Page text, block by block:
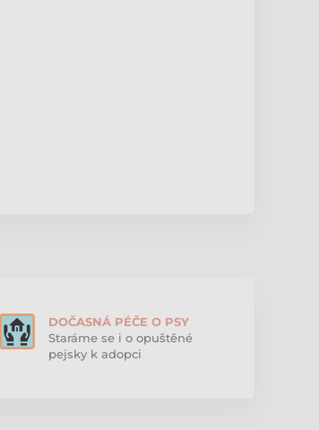
DOČASNÁ PÉČE O PSY
Staráme se i o opuštěné
pejsky k adopci